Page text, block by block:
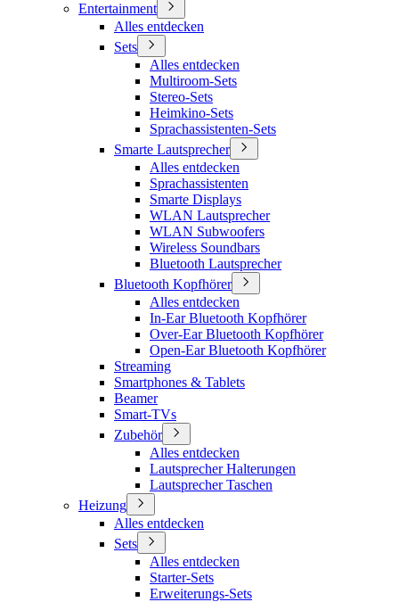
Entertainment
Alles entdecken
Sets
Alles entdecken
Multiroom-Sets
Stereo-Sets
Heimkino-Sets
Sprachassistenten-Sets
Smarte Lautsprecher
Alles entdecken
Sprachassistenten
Smarte Displays
WLAN Lautsprecher
WLAN Subwoofers
Wireless Soundbars
Bluetooth Lautsprecher
Bluetooth Kopfhörer
Alles entdecken
In-Ear Bluetooth Kopfhörer
Over-Ear Bluetooth Kopfhörer
Open-Ear Bluetooth Kopfhörer
Streaming
Smartphones & Tablets
Beamer
Smart-TVs
Zubehör
Alles entdecken
Lautsprecher Halterungen
Lautsprecher Taschen
Heizung
Alles entdecken
Sets
Alles entdecken
Starter-Sets
Erweiterungs-Sets